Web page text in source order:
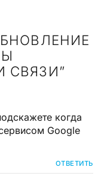
СВЯЗИ”
когда
Google
ОТВЕТИТЬ